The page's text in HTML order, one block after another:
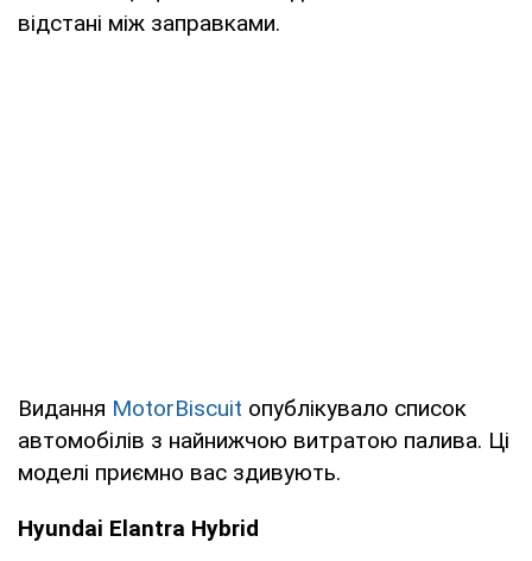
відстані між заправками.
Видання MotorBiscuit опублікувало список
автомобілів з найнижчою витратою палива. Ці
моделі приємно вас здивують.
Hyundai Elantra Hybrid